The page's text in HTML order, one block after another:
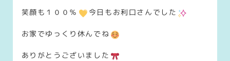
笑顔も１００％ 今日もお利口さんでした
お家でゆっくり休んでね
ありがとうございました